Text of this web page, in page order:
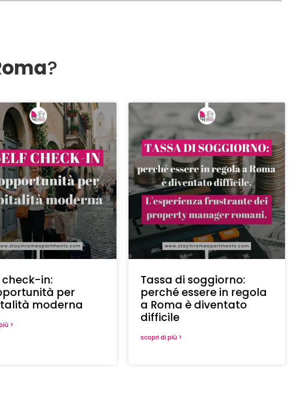
?
check-in:
per
moderna
>
Tassa di soggiorno:
perché essere in regola
a Roma è diventato
difficile
scopri di più >